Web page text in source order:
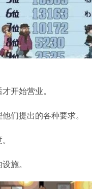
开始营业。
们提出的各种要求。
施。